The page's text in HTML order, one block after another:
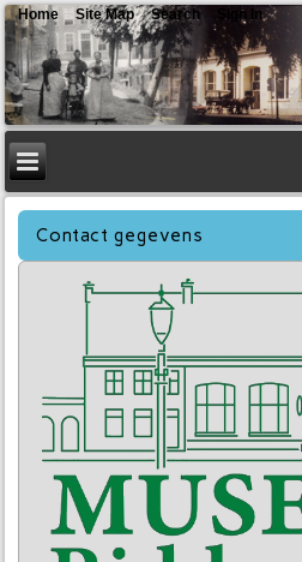
Contact gegevens
Home Site Map Search Sign In